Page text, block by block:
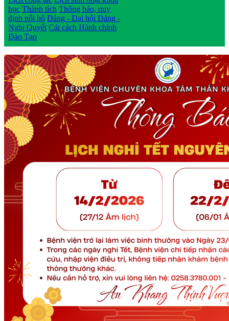
học Thành tích Thông báo, quy
định nội bộ Đảng - Đại hội Đảng -
Nghị Quyết Cải cách Hành chính
Đào Tạo